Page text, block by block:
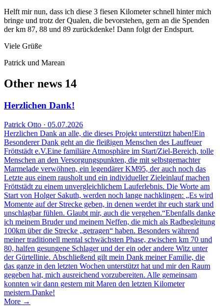
Helft mir nun, dass ich diese 3 fiesen Kilometer schnell hinter mich
bringe und trotz der Qualen, die bevorstehen, gern an die Spenden
der km 87, 88 und 89 zurückdenke! Dann folgt der Endspurt.
Viele Grüße
Patrick und Marean
Other news 14
Herzlichen Dank!
Patrick Otto · 05.07.2026
Herzlichen Dank an alle, die dieses Projekt unterstützt haben!Ein
Besonderer Dank geht an die fleißigen Menschen des Lauffeuer
Fröttstädt e.V.Eine familiäre Atmosphäre im Start/Ziel-Bereich, tolle
Menschen an den Versorgungspunkten, die mit selbstgemachter
Marmelade verwöhnen, ein legendärer KM95, der auch noch das
Letzte aus einem rausholt und ein individueller Zieleinlauf machen
Fröttstädt zu einem unvergleichlichem Lauferlebnis. Die Worte am
Start von Holger Sakuth, werden noch lange nachklingen: „Es wird
Momente auf der Strecke geben, in denen werdet ihr euch stark und
unschlagbar fühlen. Glaubt mir, auch die vergehen.“Ebenfalls danke
ich meinem Bruder und meinem Neffen, die mich als Radbegleitung
100km über die Strecke „getragen“ haben. Besonders während
meiner traditionell mental schwächsten Phase, zwischen km 70 und
80, halfen gesungene Schlager und der ein oder andere Witz unter
der Gürtellinie. Abschließend gilt mein Dank meiner Familie, die
das ganze in den letzten Wochen unterstützt hat und mir den Raum
gegeben hat, mich ausreichend vorzubereiten. Alle gemeinsam
konnten wir dann gestern mit Maren den letzten Kilometer
meistern.Danke!
More →